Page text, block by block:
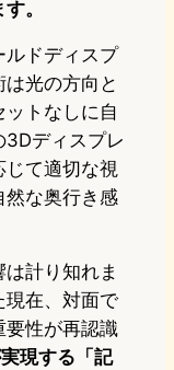
。
ルドディスプ
光の方向と
トなしに自
ディスプレ
じて適切な視
然な奥行き感
計り知れま
現在、対面で
要性が再認識
現する「記